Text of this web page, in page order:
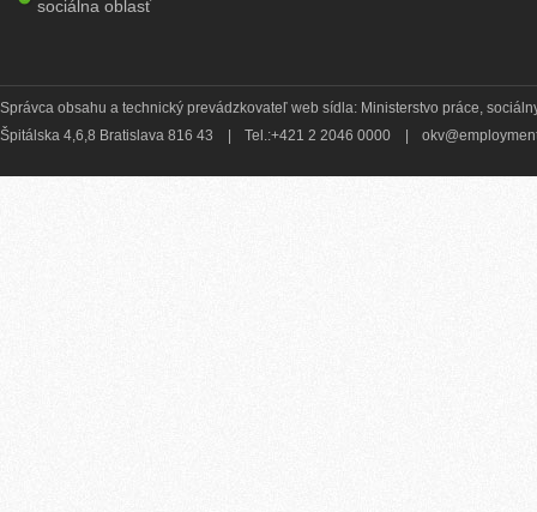
sociálna oblasť
Správca obsahu a technický prevádzkovateľ web sídla: Ministerstvo práce,
Špitálska 4,6,8 Bratislava 816 43
Tel.:+421 2 2046 0000